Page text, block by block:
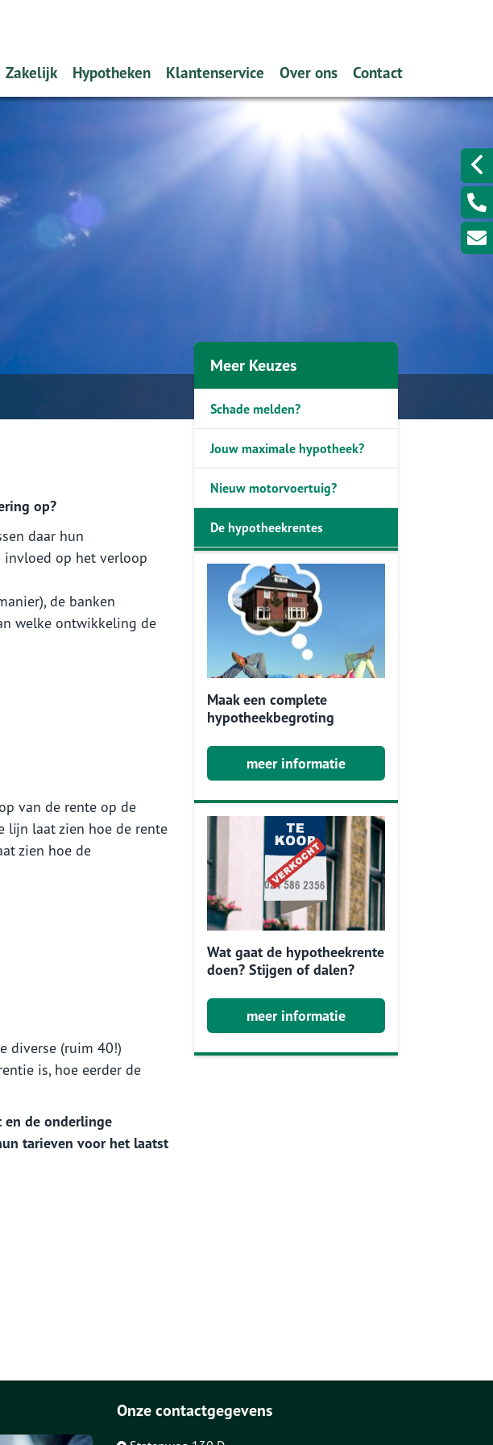
Zakelijk Hypotheken
Oeps, een hypotheek (filmpje)
Alles over de hypotheekrentes
Zelf rekenen?
Offerte aanvragen?
Klantenservice
Hypotheekinventarisatie
Schadeformulieren
Over ons
Zo makkelijk: onze Service App
Wat doen wij?
Contact
op?
daar hun
invloed op het verloop
de banken
welke ontwikkeling de
van de rente op de
lijn laat zien hoe de rente
zien hoe de
diverse (ruim 40!)
is, hoe eerder de
en de onderlinge
tarieven voor het laatst
Meer Keuzes
Schade melden?
Jouw maximale hypotheek?
Nieuw motorvoertuig?
De hypotheekrentes
Maak een complete
hypotheekbegroting
meer informatie
Wat gaat de hypotheekrente
doen? Stijgen of dalen?
meer informatie
Onze contactgegevens